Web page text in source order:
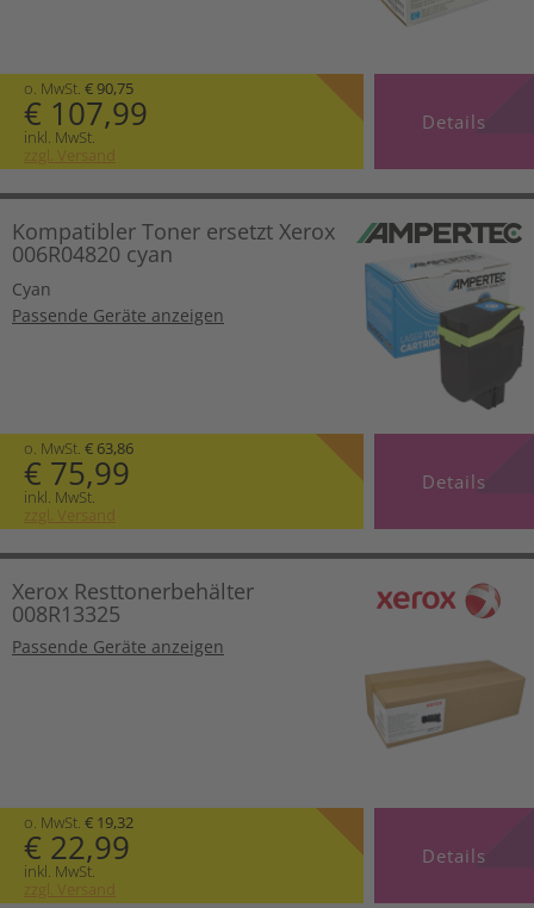
o. MwSt. € 90,75
€ 107,99
inkl. MwSt.
zzgl. Versand
Details
Kompatibler Toner ersetzt Xerox
006R04820 cyan
Cyan
Passende Geräte anzeigen
o. MwSt. € 63,86
€ 75,99
inkl. MwSt.
zzgl. Versand
Details
Xerox Resttonerbehälter
008R13325
Passende Geräte anzeigen
o. MwSt. € 19,32
€ 22,99
inkl. MwSt.
zzgl. Versand
Details